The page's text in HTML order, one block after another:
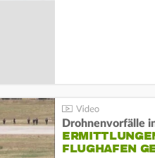
Drohnenvorfälle
FLUGHAFEN